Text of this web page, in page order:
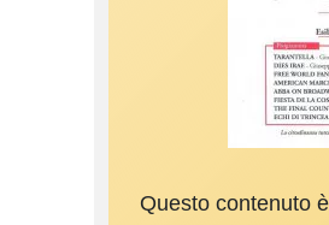
Questo contenuto